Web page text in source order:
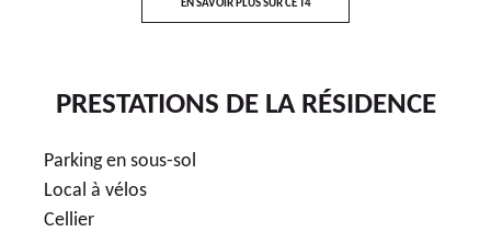
EN SAVOIR PLUS SUR CE T4
PRESTATIONS DE LA RÉSIDENCE
Parking en sous-sol
Local à vélos
Cellier